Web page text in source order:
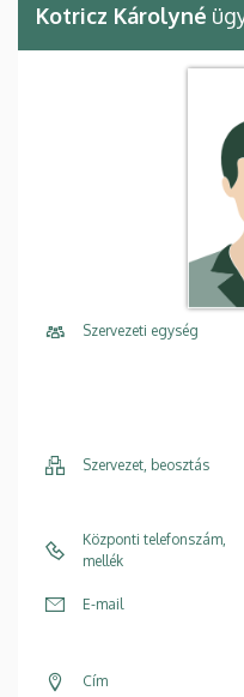
Kotricz Károlyné
Szervezeti egység
Szervezet, beosztás
Központi telefonszám,
mellék
E-mail
Cím